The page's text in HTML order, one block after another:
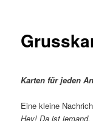
Karten für jeden
Eine kleine
Hey! Da ist